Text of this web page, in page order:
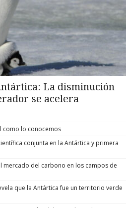
La disminución
se acelera
como lo conocemos
conjunta en la Antártica y primera
mercado del carbono en los campos de
que la Antártica fue un territorio verde